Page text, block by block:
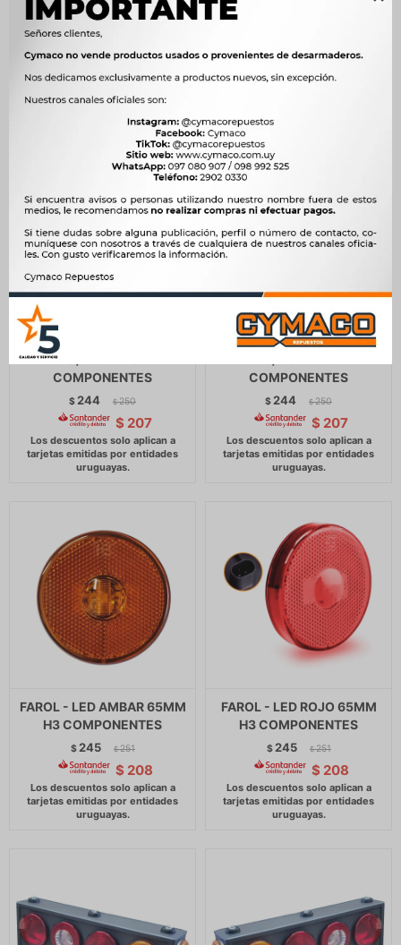
$244 $ 250
FAROL - FRONTAL AMBAR
12/24V 2 TORNILLO
COMPONENTES
$ 244 $ 250
$ 207
FAROL - FRONTAL ROJO
12/24V 2 TORNILLO
COMPONENTES
$ 244 $ 250
$ 207
FAROL - LED AMBAR 65MM
H3 COMPONENTES
$ 245 $ 251
$ 208
FAROL - LED ROJO 65MM
H3 COMPONENTES
$ 245 $ 251
$ 208